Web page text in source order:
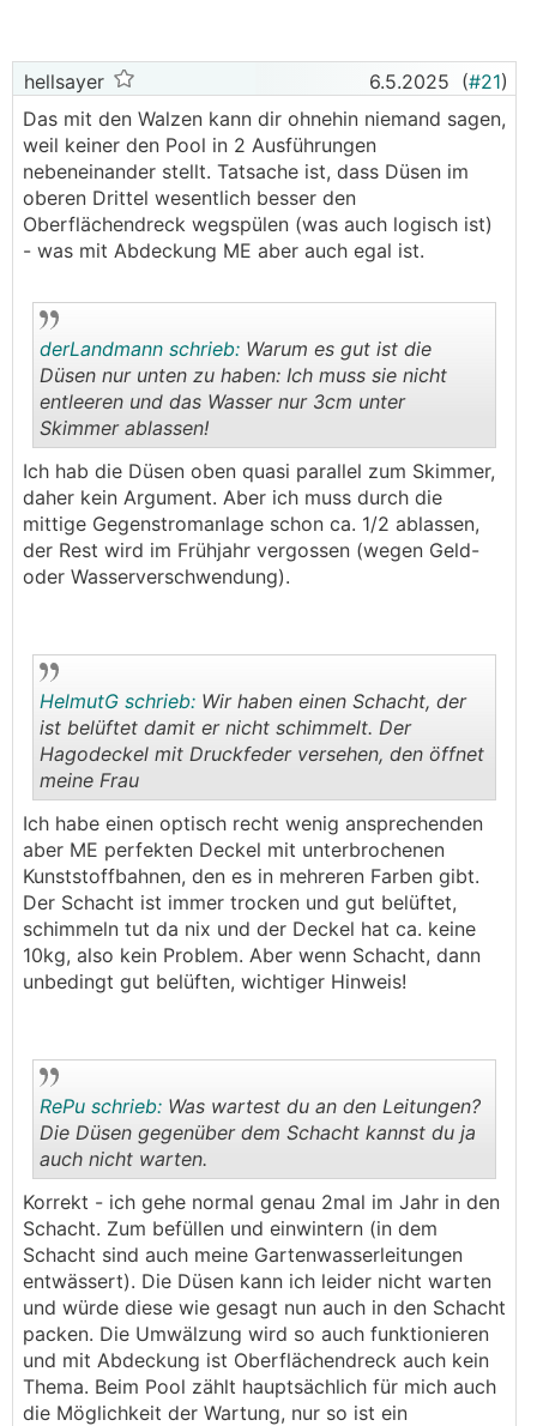
nur 4 Düsen, 2 Skimmer
Er meint es soll obwohl die Technik in der
Garage/Keller ist trotzdem unbedingt ein Schacht zur
Wartung gebaut werden
1,5mm Folie
Ist der Schacht wirklich unbedingt nötig/sinnvoll
oder kann man wenn ein Fachmann verrohrt darauf
Ich würde ungern nur aus Angst einen Schacht
bauen, welcher dann vor sich hin gammelt bzw. nur
über schwerem HAGO Deckel zugänglich ist.
Wie sind eure Erfahrungen/Empfehlungen dazu?
hellsayer 6.5.2025 (#21)
Das mit den Walzen kann dir ohnehin niemand sagen,
weil keiner den Pool in 2 Ausführungen
nebeneinander stellt. Tatsache ist, dass Düsen im
oberen Drittel wesentlich besser den
Oberflächendreck wegspülen (was auch logisch ist)
- was mit Abdeckung ME aber auch egal ist.
..
derLandmann schrieb: Warum es gut ist die
Düsen nur unten zu haben: Ich muss sie nicht
entleeren und das Wasser nur 3cm unter
Skimmer ablassen!
Ich hab die Düsen oben quasi parallel zum Skimmer,
daher kein Argument. Aber ich muss durch die
mittige Gegenstromanlage schon ca. 1/2 ablassen,
der Rest wird im Frühjahr vergossen (wegen Geld-
oder Wasserverschwendung).
..
HelmutG schrieb: Wir haben einen Schacht, der
ist belüftet damit er nicht schimmelt. Der
Hagodeckel mit Druckfeder versehen, den öffnet
meine Frau
Ich habe einen optisch recht wenig ansprechenden
aber ME perfekten Deckel mit unterbrochenen
Kunststoffbahnen, den es in mehreren Farben gibt.
Der Schacht ist immer trocken und gut belüftet,
schimmeln tut da nix und der Deckel hat ca. keine
10kg, also kein Problem. Aber wenn Schacht, dann
unbedingt gut belüften, wichtiger Hinweis!
..
RePu schrieb: Was wartest du an den Leitungen?
Die Düsen gegenüber dem Schacht kannst du ja
auch nicht warten.
Korrekt - ich gehe normal genau 2mal im Jahr in den
Schacht. Zum befüllen und einwintern (in dem
Schacht sind auch meine Gartenwasserleitungen
entwässert). Die Düsen kann ich leider nicht warten
und würde diese wie gesagt nun auch in den Schacht
packen. Die Umwälzung wird so auch funktionieren
und mit Abdeckung ist Oberflächendreck auch kein
Thema. Beim Pool zählt hauptsächlich für mich auch
die Möglichkeit der Wartung, nur so ist ein